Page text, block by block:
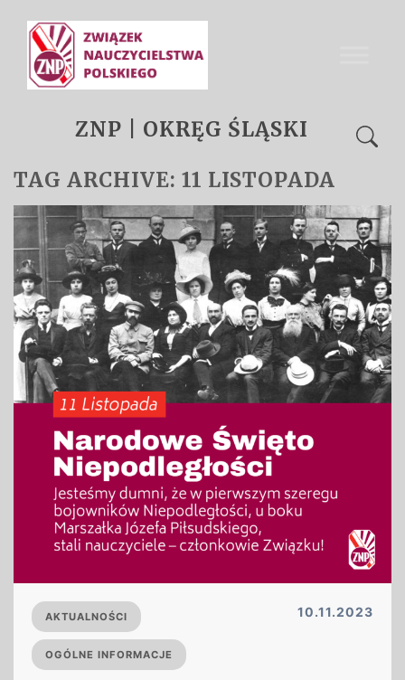
ZNP | OKRĘG ŚLĄSKI
TAG ARCHIVE: 11 LISTOPADA
AKTUALNOŚCI
OGÓLNE INFORMACJE
10.11.2023